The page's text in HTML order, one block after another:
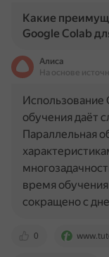
Какие
Google Colab
Алиса
На основе
0
Использование
обучения даёт
Параллельная
время
сокращено с